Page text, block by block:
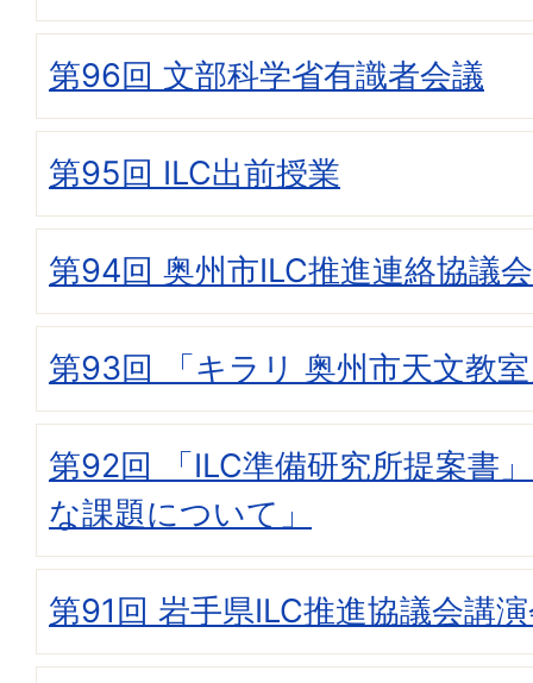
第96回 文部科学省有識者会議
第95回 ILC出前授業
第94回 奥州市ILC推進連絡協議会
第93回 「キラリ 奥州市天文教
第92回 「ILC準備研究所提案書
な課題について」
第91回 岩手県ILC推進協議会講